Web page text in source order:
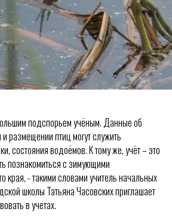
подспорьем учёным. Данные об
размещении птиц могут служить
состояния водоёмов. К тому же, учёт – это
познакомиться с зимующими
- такими словами учитель начальных
школы Татьяна Часовских приглашает
в учетах.